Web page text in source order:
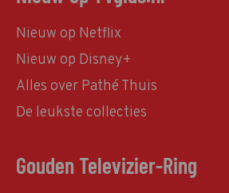
Nieuw op Netflix
Nieuw op Disney+
Alles over Pathé Thuis
De leukste collecties
Gouden Televizier-Ring